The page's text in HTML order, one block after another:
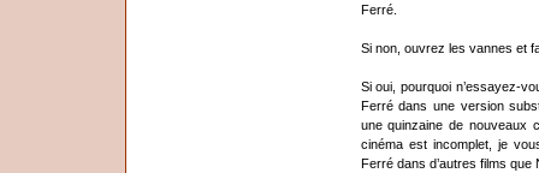
Ferré.
Si non, ouvrez les vannes et
Si oui, pourquoi n’essayez-
Ferré dans une version
une quinzaine de
cinéma est incomplet, je
Ferré dans d’autres films